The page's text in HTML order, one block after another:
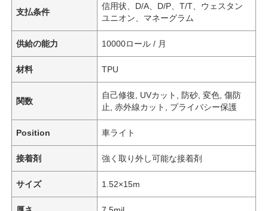
支払条件
信用状、D/A、D/P、T/T、ウェスタン
ユニオン、マネーグラム
供給の能力 10000ロール / 月
材料 TPU
関数
自己修復, UVカット, 防砂, 変色, 傷防
止, 赤外線カット, プライバシー保護
Position 車ライト
接着剤 強く取り外し可能な接着剤
サイズ 1.52×15m